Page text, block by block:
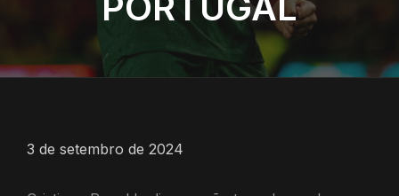
3 de setembro de 2024